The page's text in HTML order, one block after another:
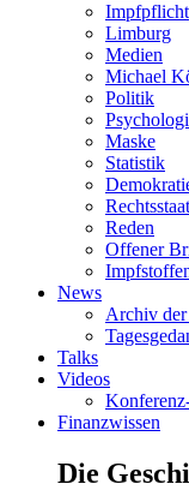
Impfpflicht
Limburg
Medien
Michael
Politik
Maske
Statistik
Rechtsstaat
Reden
Offener
News
Archiv
Talks
Videos
Finanzwissen
Die